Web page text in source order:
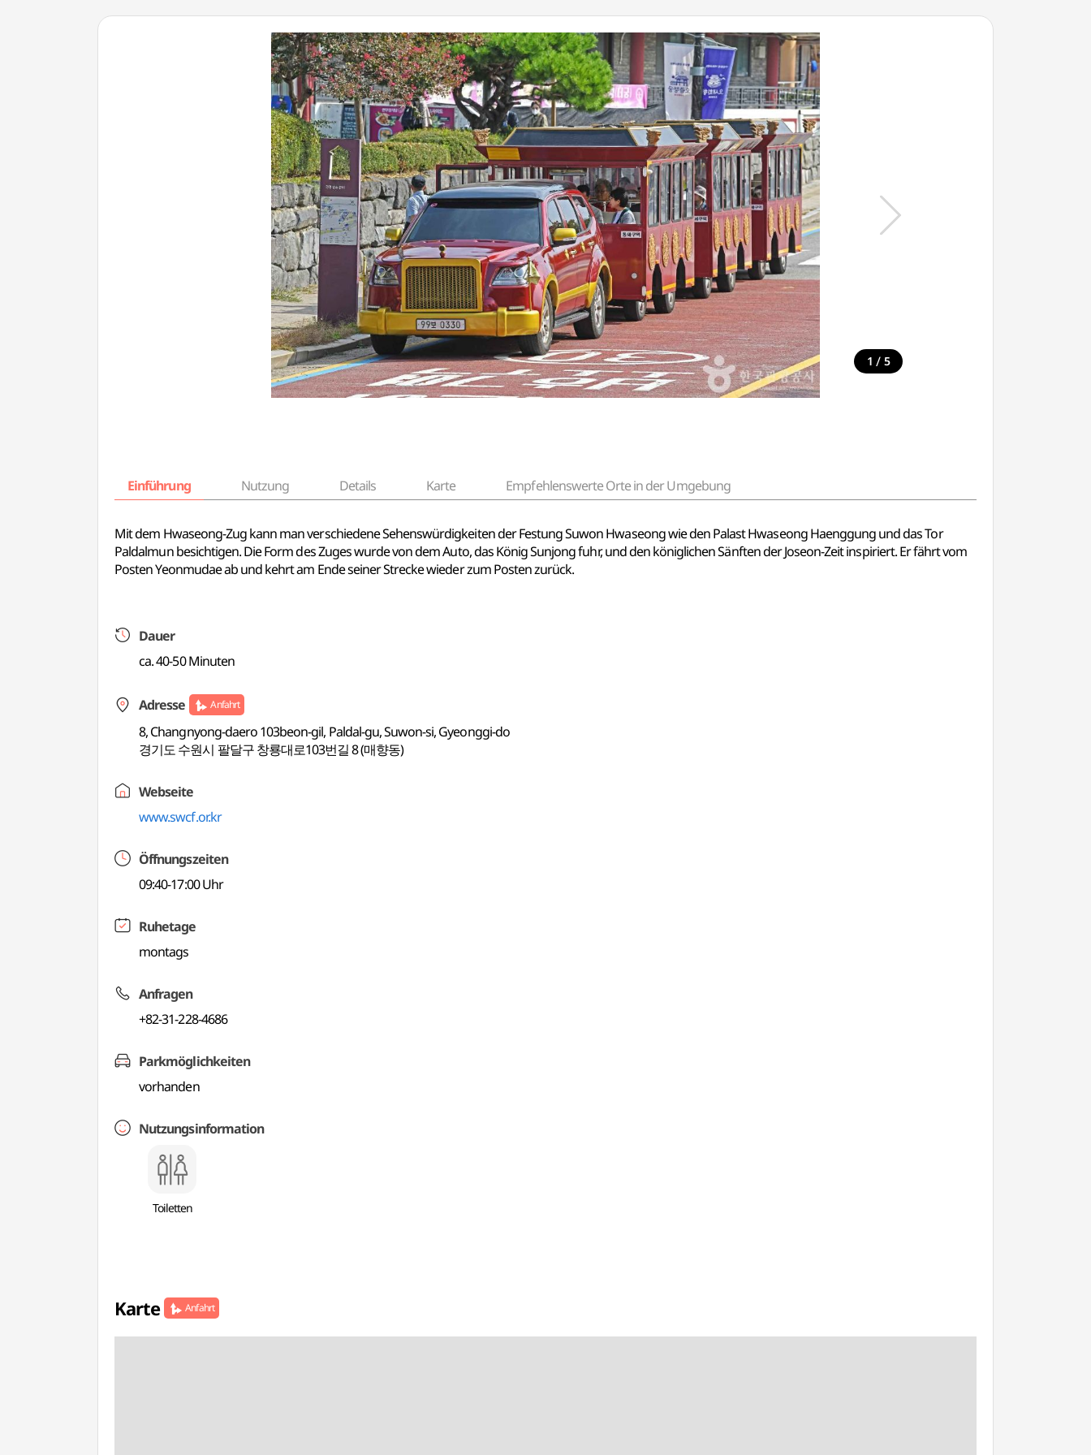
1 / 5
Einführung Nutzung Details Karte Empfehlenswerte Orte in der Umgebung
Mit dem Hwaseong-Zug kann man verschiedene Sehenswürdigkeiten der Festung Suwon Hwaseong wie denPalast Hwaseong Haenggung und das Tor
Paldalmunbesichtigen. Die Form des Zuges wurde von dem Auto, das König Sunjong fuhr, und den königlichen Sänften der Joseon-Zeit inspiriert. Er fährt vom
Posten Yeonmudae ab und kehrt am Ende seiner Strecke wieder zum Posten zurück.
Dauer
ca. 40-50 Minuten
Adresse Anfahrt
8, Changnyong-daero 103beon-gil, Paldal-gu, Suwon-si, Gyeonggi-do
경기도 수원시 팔달구 창룡대로103번길 8 (매향동)
Webseite
www.swcf.or.kr
Öffnungszeiten
09:40-17:00 Uhr
Ruhetage
montags
Anfragen
+82-31-228-4686
Parkmöglichkeiten
vorhanden
Nutzungsinformation
Toiletten
Karte Anfahrt